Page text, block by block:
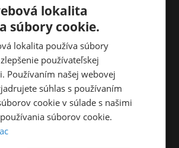
fotovoltiky
lokalita
súbory cookie.
lokalita používa súbory
používateľskej
Používaním našej webovej
súhlas s používaním
cookie v súlade s našimi
súborov cookie.